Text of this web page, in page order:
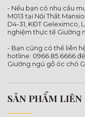
- Nếu bạn có nhu cầu
M013 tại Nội Thất
D4-31, KĐT Geleximco,
nghiệm thực tế Giường
- Bạn cũng có thể liên
hotline: 0966.85.6666
Giường ngủ gỗ óc chó
SẢN PHẨM LIÊN